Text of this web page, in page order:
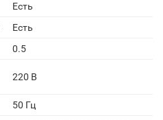
Есть
Есть
0.5
220 В
50 Гц